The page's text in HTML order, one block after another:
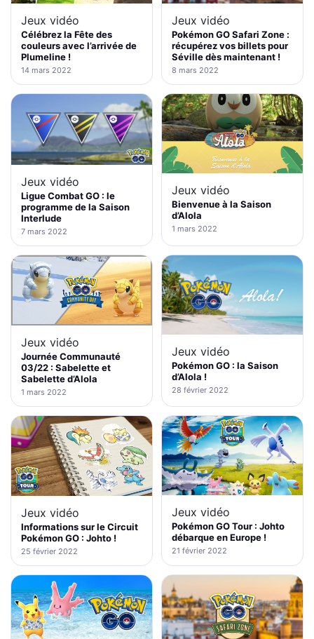
Jeux vidéo
Célébrez la Fête des
couleurs avec l’arrivée de
Plumeline !
14 mars 2022
Jeux vidéo
Pokémon GO Safari Zone :
récupérez vos billets pour
Séville dès maintenant !
8 mars 2022
Jeux vidéo
Ligue Combat GO : le
programme de la Saison
Interlude
7 mars 2022
Jeux vidéo
Bienvenue à la Saison
d’Alola
1 mars 2022
Jeux vidéo
Journée Communauté
03/22 : Sabelette et
Sabelette d’Alola
1 mars 2022
Jeux vidéo
Pokémon GO : la Saison
d’Alola !
28 février 2022
Jeux vidéo
Informations sur le Circuit
Pokémon GO : Johto !
25 février 2022
Jeux vidéo
Pokémon GO Tour : Johto
débarque en Europe !
21 février 2022